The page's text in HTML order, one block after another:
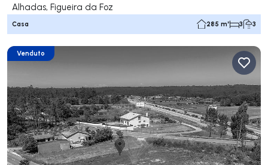
Alhadas, Figueira da Foz
Casa 285 m² 3 3
Venduto